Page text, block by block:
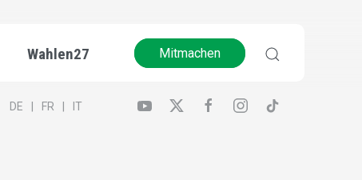
Wahlen27 Mitmachen
DE FR IT